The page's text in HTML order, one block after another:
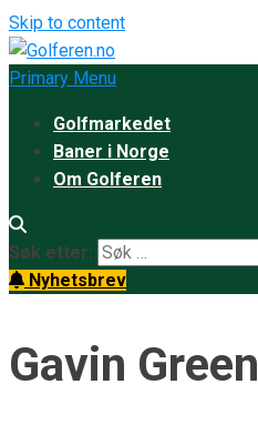
Skip to content
Primary Menu
Golfmarkedet
Baner i Norge
Om Golferen
Søk etter:
Nyhetsbrev
Gavin Green